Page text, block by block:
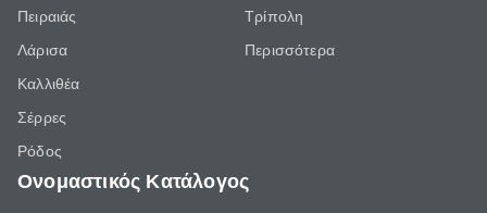
Πειραιάς
Λάρισα
Καλλιθέα
Σέρρες
Ρόδος
Τρίπολη
Περισσότερα
Ονομαστικός Κατάλογος